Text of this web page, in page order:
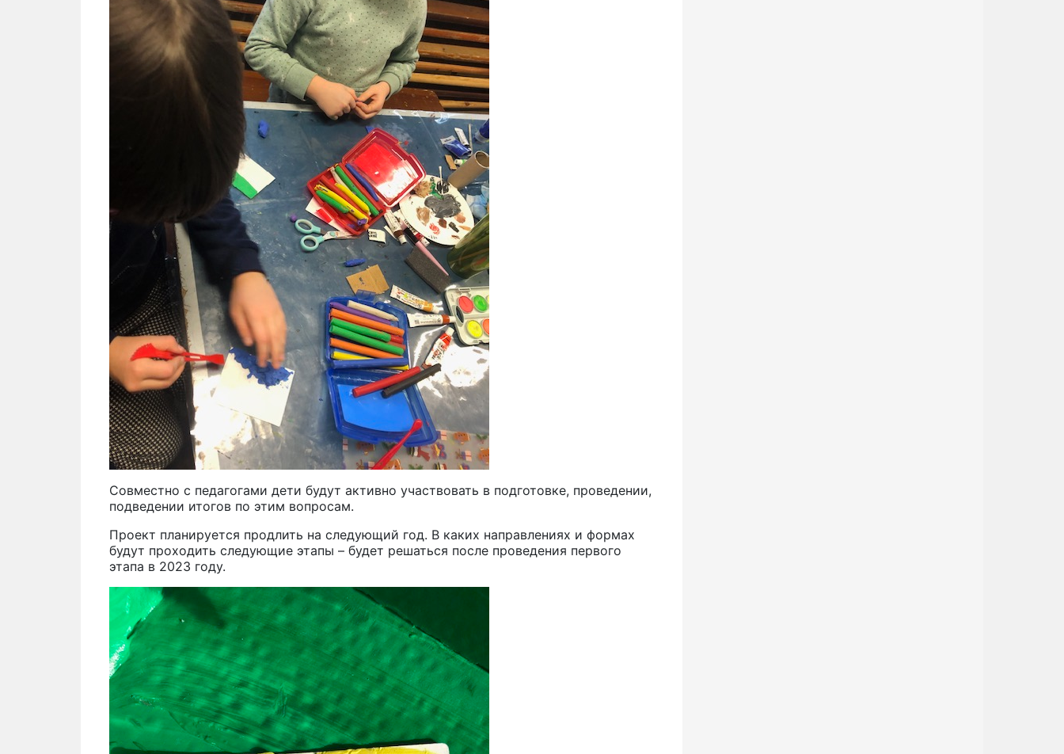
Совместно с педагогами дети будут активно участвовать в подготовке, проведении,
подведении итогов по этим вопросам.
Проект планируется продлить на следующий год. В каких направлениях и формах
будут проходить следующие этапы – будет решаться после проведения первого
этапа в 2023 году.